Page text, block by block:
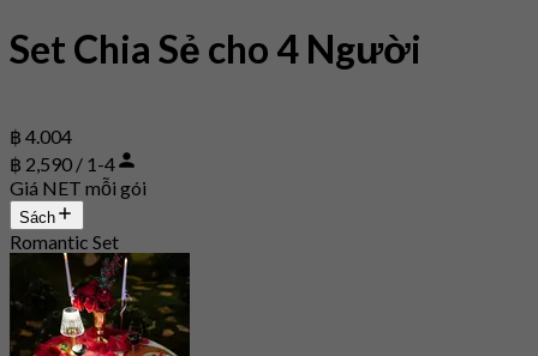
Set Chia Sẻ cho 4 Người
฿ 4.004
฿ 2,590 / 1-4
Giá NET mỗi gói
Sách
Romantic Set